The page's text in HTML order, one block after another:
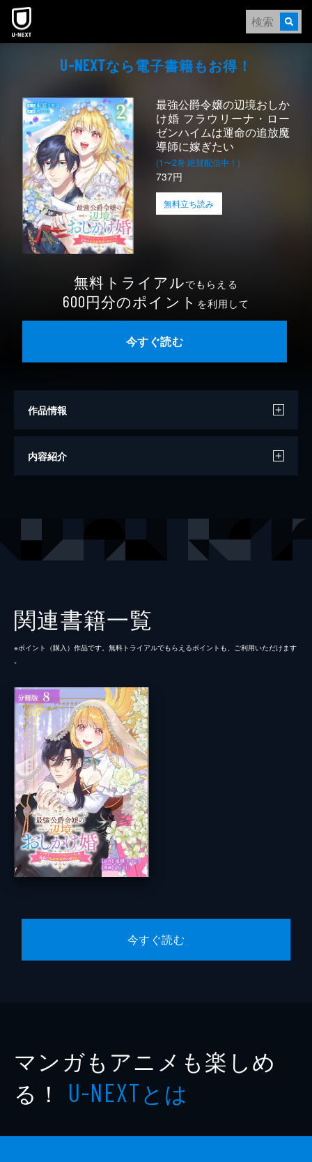
本文へスキップ
U-NEXTなら電⼦書籍もお得！
最強公爵令嬢の辺境おしか
け婚 フラウリーナ・ロー
ゼンハイムは運命の追放魔
導師に嫁ぎたい
(1〜2巻 絶賛配信中！)
737円
無料立ち読み
無料トライアルでもらえる
600円分のポイント を利用して
今すぐ読む
作品情報
漫画
レーベル ゼノンコミックス
内容紹介
関連書籍一覧
※ポイント（購⼊）作品です。無料トライアルでもらえるポイントも、ご利⽤いただけます
。
今すぐ読む
マンガもアニメも楽しめ
る！ U-NEXTとは